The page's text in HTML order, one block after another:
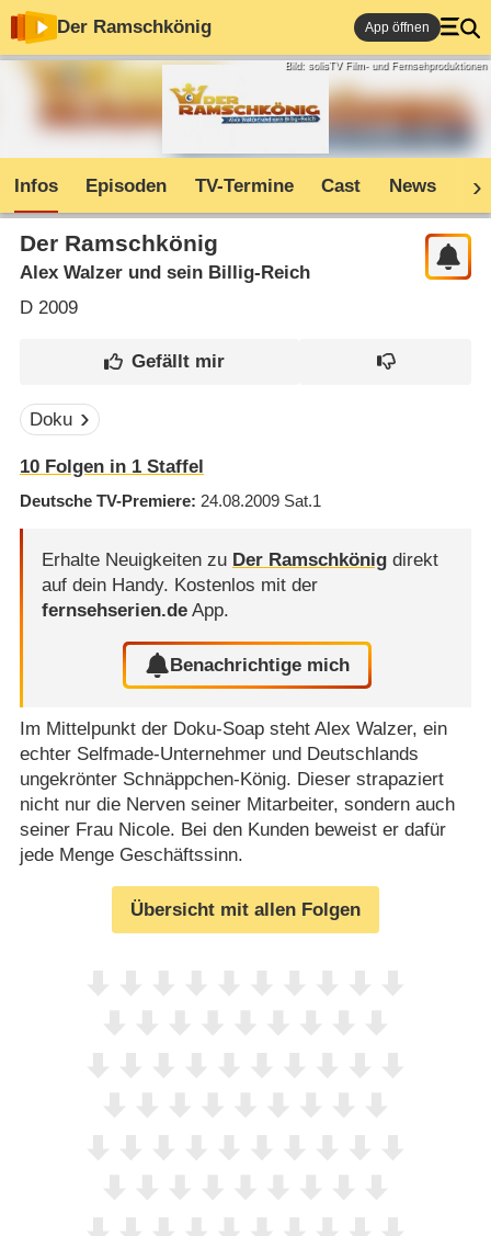
Der Ramschkönig App öffnen
Bild: solisTV Film- und Fernsehproduktionen
Infos Episoden TV-Termine Cast News
Der Ramschkönig
Alex Walzer und sein Billig-Reich
D2009
Doku
10Folgen in 1Staffel
Deutsche TV-Premiere 24.08.2009 Sat.1
Erhalte Neuigkeiten zu Der Ramschkönigdirekt
auf dein Handy. Kostenlos mit der
fernsehserien.deApp.
Benachrichtige mich
Im Mittelpunkt der Doku-Soap steht Alex Walzer, ein
echter Selfmade-Unternehmer und Deutschlands
ungekrönter Schnäppchen-König. Dieser strapaziert
nicht nur die Nerven seiner Mitarbeiter, sondern auch
seiner Frau Nicole. Bei den Kunden beweist er dafür
jede Menge Geschäftssinn.
Übersicht mit allen Folgen